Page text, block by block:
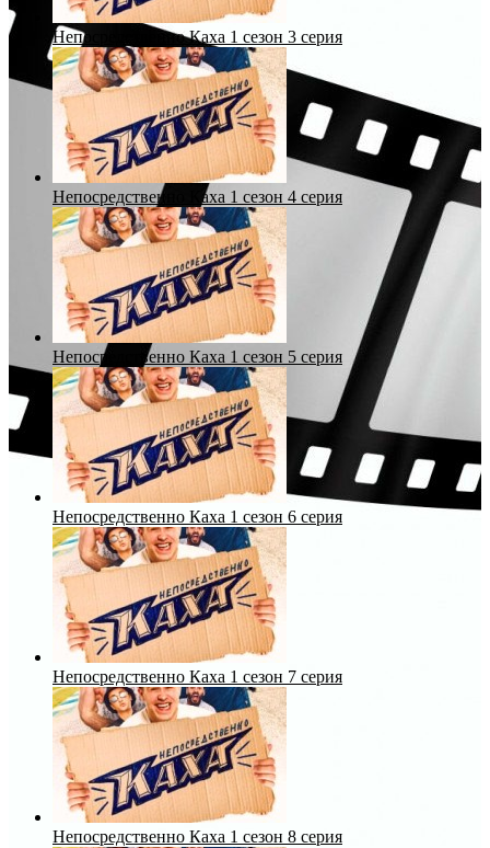
Непосредственно Каха 1 сезон 3 серия
Непосредственно Каха 1 сезон 4 серия
Непосредственно Каха 1 сезон 5 серия
Непосредственно Каха 1 сезон 6 серия
Непосредственно Каха 1 сезон 7 серия
Непосредственно Каха 1 сезон 8 серия